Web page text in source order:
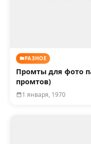
РАЗНОЕ
Промты для фото
промтов)
1 января, 1970